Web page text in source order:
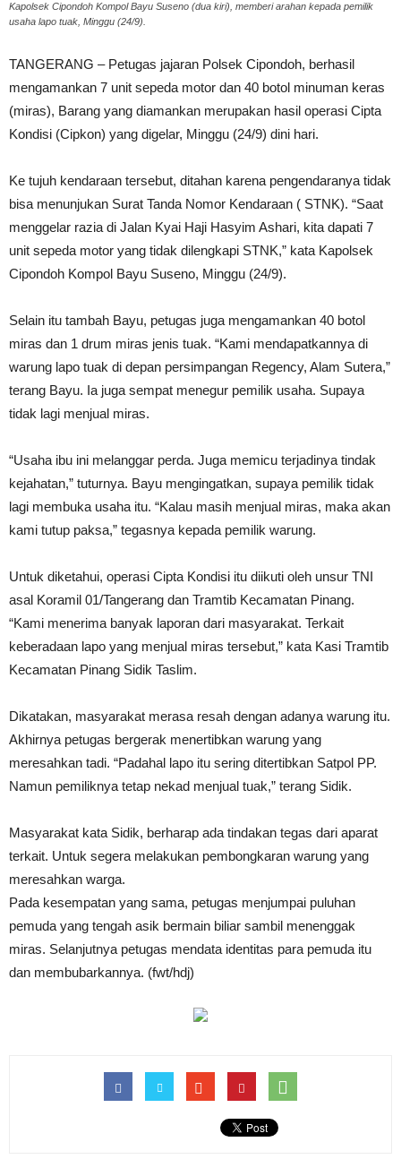
Kapolsek Cipondoh Kompol Bayu Suseno (dua kiri), memberi arahan kepada pemilik
usaha lapo tuak, Minggu (24/9).
TANGERANG – Petugas jajaran Polsek Cipondoh, berhasil
mengamankan 7 unit sepeda motor dan 40 botol minuman keras
(miras), Barang yang diamankan merupakan hasil operasi Cipta
Kondisi (Cipkon) yang digelar, Minggu (24/9) dini hari.
Ke tujuh kendaraan tersebut, ditahan karena pengendaranya tidak
bisa menunjukan Surat Tanda Nomor Kendaraan ( STNK). “Saat
menggelar razia di Jalan Kyai Haji Hasyim Ashari, kita dapati 7
unit sepeda motor yang tidak dilengkapi STNK,” kata Kapolsek
Cipondoh Kompol Bayu Suseno, Minggu (24/9).
Selain itu tambah Bayu, petugas juga mengamankan 40 botol
miras dan 1 drum miras jenis tuak. “Kami mendapatkannya di
warung lapo tuak di depan persimpangan Regency, Alam Sutera,”
terang Bayu. Ia juga sempat menegur pemilik usaha. Supaya
tidak lagi menjual miras.
“Usaha ibu ini melanggar perda. Juga memicu terjadinya tindak
kejahatan,” tuturnya. Bayu mengingatkan, supaya pemilik tidak
lagi membuka usaha itu. “Kalau masih menjual miras, maka akan
kami tutup paksa,” tegasnya kepada pemilik warung.
Untuk diketahui, operasi Cipta Kondisi itu diikuti oleh unsur TNI
asal Koramil 01/Tangerang dan Tramtib Kecamatan Pinang.
“Kami menerima banyak laporan dari masyarakat. Terkait
keberadaan lapo yang menjual miras tersebut,” kata Kasi Tramtib
Kecamatan Pinang Sidik Taslim.
Dikatakan, masyarakat merasa resah dengan adanya warung itu.
Akhirnya petugas bergerak menertibkan warung yang
meresahkan tadi. “Padahal lapo itu sering ditertibkan Satpol PP.
Namun pemiliknya tetap nekad menjual tuak,” terang Sidik.
Masyarakat kata Sidik, berharap ada tindakan tegas dari aparat
terkait. Untuk segera melakukan pembongkaran warung yang
meresahkan warga.
Pada kesempatan yang sama, petugas menjumpai puluhan
pemuda yang tengah asik bermain biliar sambil menenggak
miras. Selanjutnya petugas mendata identitas para pemuda itu
dan membubarkannya. (fwt/hdj)